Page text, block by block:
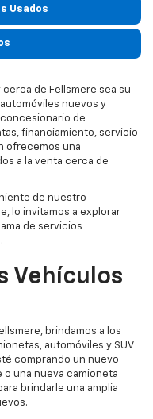
Usados
de Fellsmere sea su
nuevos y
de
financiamiento, servicio
ofrecemos una
a la venta cerca de
de nuestro
lo invitamos a explorar
de servicios
Vehículos
brindamos a los
automóviles y SUV
comprando un nuevo
o una nueva camioneta
brindarle una amplia